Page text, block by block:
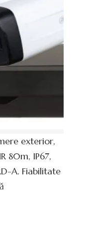
exterior,
80m, IP67,
A. Fiabilitate